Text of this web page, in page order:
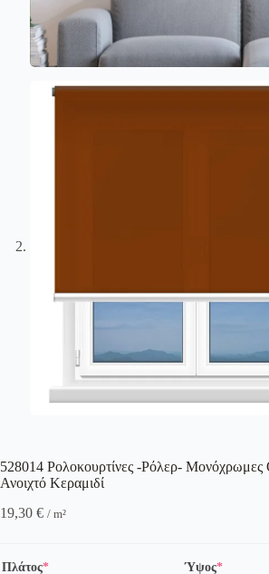
528014 Ρολοκουρτίνες -Ρόλερ- Μονόχρωμες
Ανοιχτό Κεραμιδί
19,30 € / m²
Πλάτος*(required) Ύψος*